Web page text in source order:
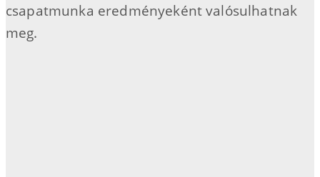
csapatmunka eredményeként valósulhatnak
meg.